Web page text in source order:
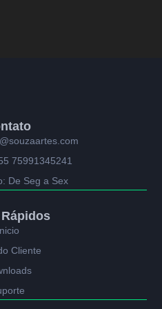
75991345241
De Seg a Sex
Cliente